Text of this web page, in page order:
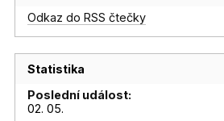
Odkaz do RSS čtečky
Statistika
Poslední událost:
02. 05.